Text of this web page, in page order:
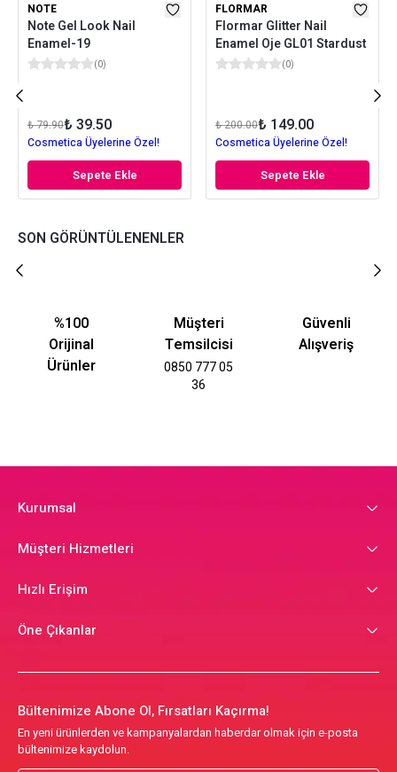
NOTE
Note Gel Look Nail
Enamel-19
(0)
₺ 79.90₺ 39.50
Cosmetica Üyelerine Özel!
Sepete Ekle
FLORMAR
Flormar Glitter Nail
Enamel Oje GL01 Stardust
(0)
₺ 200.00₺ 149.00
Cosmetica Üyelerine Özel!
Sepete Ekle
SON GÖRÜNTÜLENENLER
%100
Orijinal
Ürünler
Müşteri
Temsilcisi
0850 777 05
36
Güvenli
Alışveriş
Kurumsal
Müşteri Hizmetleri
Hızlı Erişim
Öne Çıkanlar
Bültenimize Abone Ol, Fırsatları Kaçırma!
En yeni ürünlerden ve kampanyalardan haberdar olmak için e-posta
bültenimize kaydolun.